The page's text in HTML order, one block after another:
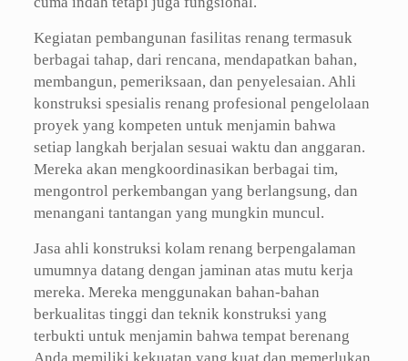
Kegiatan pembangunan fasilitas renang termasuk
berbagai tahap, dari rencana, mendapatkan bahan,
membangun, pemeriksaan, dan penyelesaian. Ahli
konstruksi spesialis renang profesional pengelolaan
proyek yang kompeten untuk menjamin bahwa
setiap langkah berjalan sesuai waktu dan anggaran.
Mereka akan mengkoordinasikan berbagai tim,
mengontrol perkembangan yang berlangsung, dan
menangani tantangan yang mungkin muncul.
Jasa ahli konstruksi kolam renang berpengalaman
umumnya datang dengan jaminan atas mutu kerja
mereka. Mereka menggunakan bahan-bahan
berkualitas tinggi dan teknik konstruksi yang
terbukti untuk menjamin bahwa tempat berenang